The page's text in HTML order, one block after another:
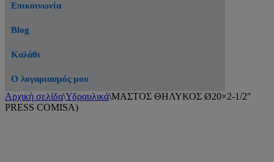
Επικοινωνία
Blog
Καλάθι
Ο λογαριασμός μου
Αρχική σελίδα\Υδραυλικά\ΜΑΣΤΟΣ ΘΗΛΥΚΟΣ Ø20×2-1/2″
PRESS COMISA)